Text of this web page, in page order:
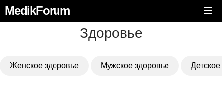
MedikForum
Здоровье
Женское здоровье Мужское здоровье